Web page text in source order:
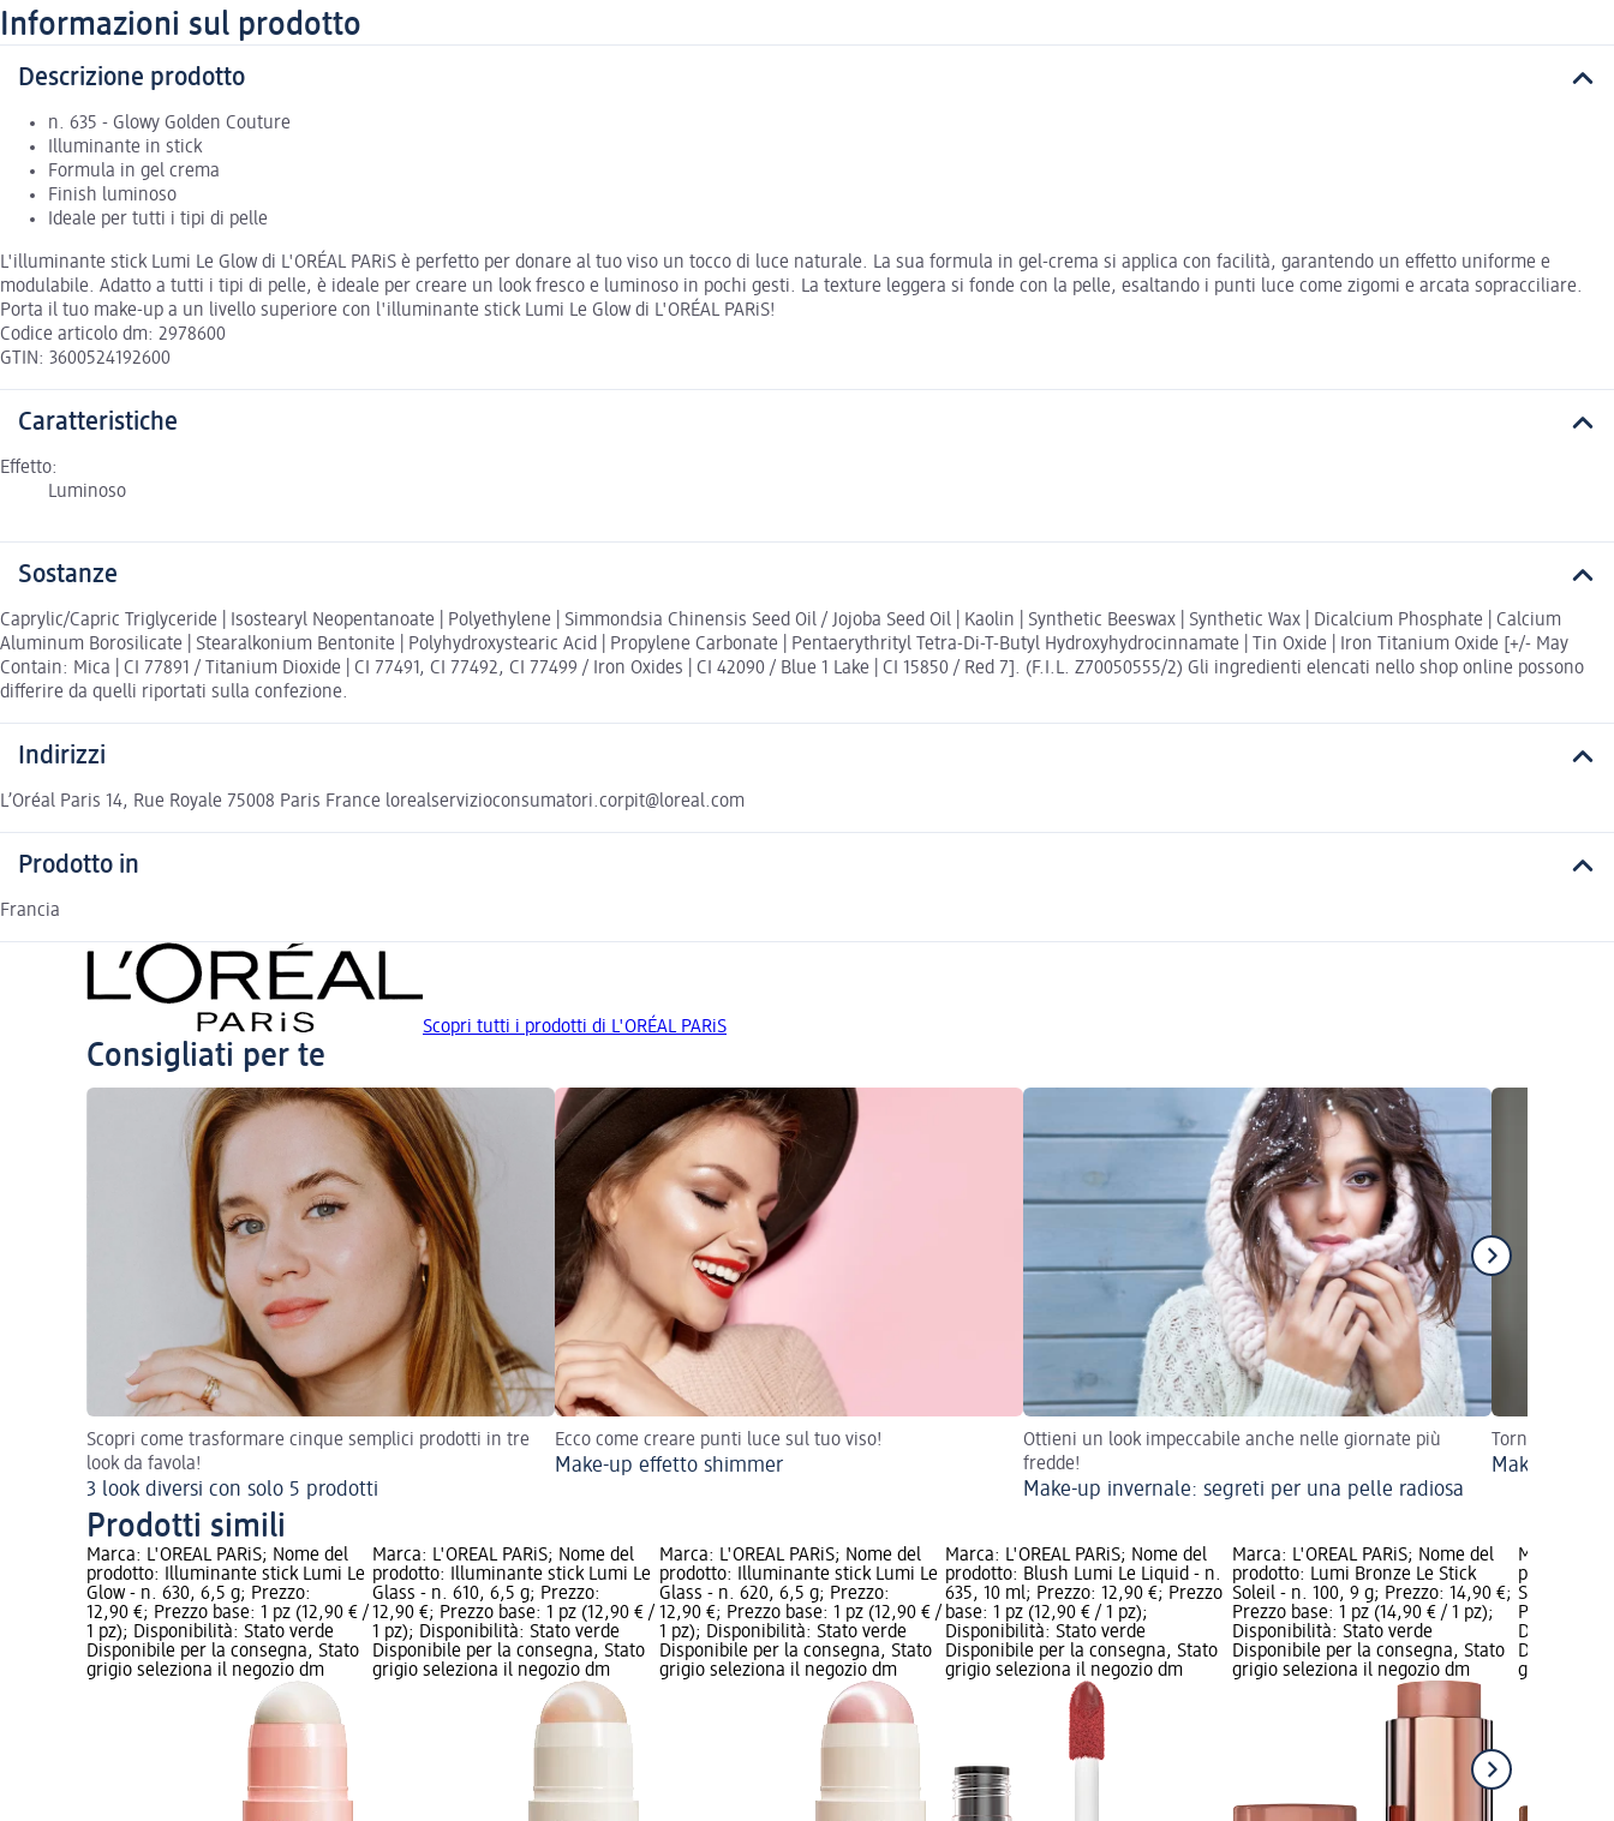
Informazioni sul prodotto
Descrizione prodotto
n. 635 - Glowy Golden Couture
Illuminante in stick
Formula in gel crema
Finish luminoso
Ideale per tutti i tipi di pelle
L'illuminante stick Lumi Le Glow di L'ORÉAL PARiS è perfetto per donare al tuo viso un tocco di luce naturale. La sua formula in gel-crema si applica con facilità, garantendo un effetto uniforme e
modulabile. Adatto a tutti i tipi di pelle, è ideale per creare un look fresco e luminoso in pochi gesti. La texture leggera si fonde con la pelle, esaltando i punti luce come zigomi e arcata sopracciliare.
Porta il tuo make-up a un livello superiore con l'illuminante stick Lumi Le Glow di L'ORÉAL PARiS!
Codice articolo dm: 2978600
GTIN: 3600524192600
Caratteristiche
Effetto:
Luminoso
Sostanze
Caprylic/Capric Triglyceride | Isostearyl Neopentanoate | Polyethylene | Simmondsia Chinensis Seed Oil / Jojoba Seed Oil | Kaolin | Synthetic Beeswax | Synthetic Wax | Dicalcium Phosphate | Calcium
Aluminum Borosilicate | Stearalkonium Bentonite | Polyhydroxystearic Acid | Propylene Carbonate | Pentaerythrityl Tetra-Di-T-Butyl Hydroxyhydrocinnamate | Tin Oxide | Iron Titanium Oxide [+/- May
Contain: Mica | CI 77891 / Titanium Dioxide | CI 77491, CI 77492, CI 77499 / Iron Oxides | CI 42090 / Blue 1 Lake | CI 15850 / Red 7]. (F.I.L. Z70050555/2) Gli ingredienti elencati nello shop online possono
differire da quelli riportati sulla confezione.
Indirizzi
L’Oréal Paris 14, Rue Royale 75008 Paris France lorealservizioconsumatori.corpit@loreal.com
Prodotto in
Francia
Scopri tutti i prodotti di L'ORÉAL PARiS
Consigliati per te
Scopri come trasformare cinque semplici prodotti in tre
look da favola!
3 look diversi con solo 5 prodotti
Ecco come creare punti luce sul tuo viso!
Make-up effetto shimmer
Ottieni un look impeccabile anche nelle giornate più
fredde!
Make-up invernale: segreti per una pelle radiosa
Torna a
Make-up
Prodotti simili
Marca: L'ORÉAL PARiS; Nome del
prodotto: Illuminante stick Lumi Le
Glow - n. 630, 6,5 g; Prezzo:
12,90 €; Prezzo base: 1 pz (12,90 € /
1 pz); Disponibilità: Stato verde
Disponibile per la consegna, Stato
grigio seleziona il negozio dm
Marca: L'ORÉAL PARiS; Nome del
prodotto: Illuminante stick Lumi Le
Glass - n. 610, 6,5 g; Prezzo:
12,90 €; Prezzo base: 1 pz (12,90 € /
1 pz); Disponibilità: Stato verde
Disponibile per la consegna, Stato
grigio seleziona il negozio dm
Marca: L'ORÉAL PARiS; Nome del
prodotto: Illuminante stick Lumi Le
Glass - n. 620, 6,5 g; Prezzo:
12,90 €; Prezzo base: 1 pz (12,90 € /
1 pz); Disponibilità: Stato verde
Disponibile per la consegna, Stato
grigio seleziona il negozio dm
Marca: L'ORÉAL PARiS; Nome del
prodotto: Blush Lumi Le Liquid - n.
635, 10 ml; Prezzo: 12,90 €; Prezzo
base: 1 pz (12,90 € / 1 pz);
Disponibilità: Stato verde
Disponibile per la consegna, Stato
grigio seleziona il negozio dm
Marca: L'ORÉAL PARiS; Nome del
prodotto: Lumi Bronze Le Stick
Soleil - n. 100, 9 g; Prezzo: 14,90 €;
Prezzo base: 1 pz (14,90 € / 1 pz);
Disponibilità: Stato verde
Disponibile per la consegna, Stato
grigio seleziona il negozio dm
Marca:
prodotto:
Soleil - n.
Prezzo
Disponibile
grigio